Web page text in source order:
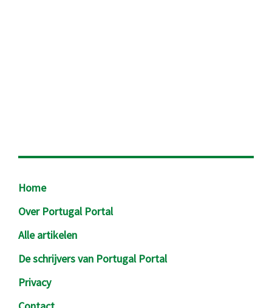
Footer
Home
Over Portugal Portal
Alle artikelen
De schrijvers van Portugal Portal
Privacy